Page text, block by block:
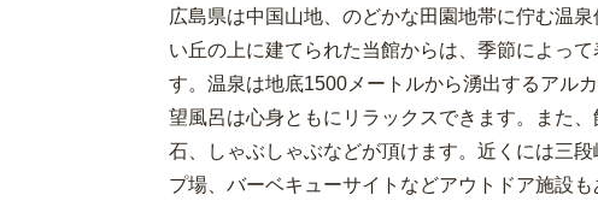
広島県は中国山地、のどかな田園地帯に佇む温
い丘の上に建てられた当館からは、季節によっ
す。温泉は地底1500メートルから湧出するアル
望風呂は心身ともにリラックスできます。また
石、しゃぶしゃぶなどが頂けます。近くには三
プ場、バーベキューサイトなどアウトドア施設